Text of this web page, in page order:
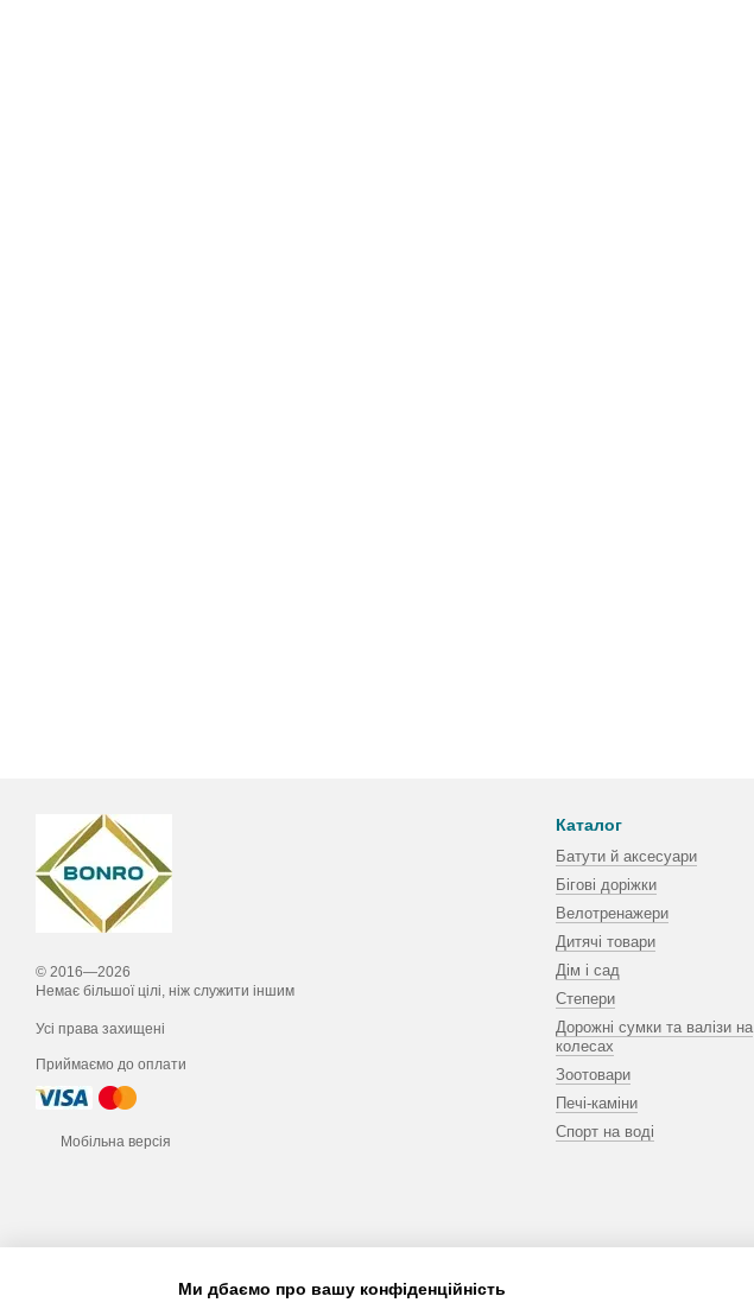
© 2016—2026
Немає більшої цілі, ніж служити іншим
Усі права захищені
Приймаємо до оплати
Мобільна версія
Каталог
Батути й аксесуари
Бігові доріжки
Велотренажери
Дитячі товари
Дім і сад
Степери
Дорожні сумки та валізи на
колесах
Зоотовари
Печі-каміни
Спорт на воді
Ми дбаємо про вашу конфіденційність